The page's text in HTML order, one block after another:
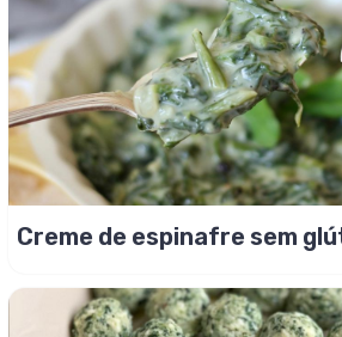
Creme de espinafre sem